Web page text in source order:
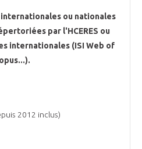
ou nationales
par l'HCERES ou
internationales (ISI Web of
2012 inclus)